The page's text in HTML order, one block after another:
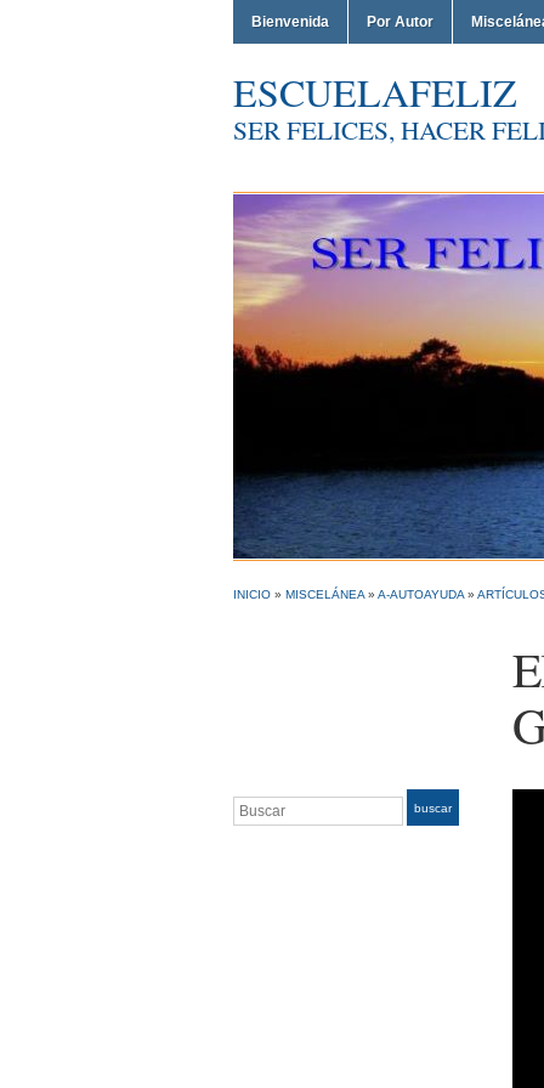
Bienvenida Por Autor
ESCUELAFELIZ
SER FELICES, HACER
INICIO » MISCELÁNEA » A-AUTOAYUDA »
Buscar buscar